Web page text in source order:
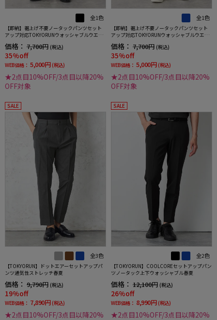
全1色
【即納】裾上げ不要ノータックパンツセット
アップ対応TOKYORUNウォッシャブルウエス
ッチ春夏
価格： 7,700円 (税込)
35%off
WEB価格： 5,000円 (税込)
★2点目10%OFF/3点目以降20%
OFF対象
全1色
【即納】裾上げ不要ノータックパンツセット
アップ対応TOKYORUNウォッシャブルウエス
ッチ春夏
価格： 7,700円 (税込)
35%off
WEB価格： 5,000円 (税込)
★2点目10%OFF/3点目以降20%
OFF対象
SALE
全3色
【TOKYORUN】ドットエアーセットアップパ
ンツ通気性ストレッチ春夏
価格： 9,790円 (税込)
19%off
WEB価格： 7,890円 (税込)
★2点目10%OFF/3点目以降20%
SALE
全2色
【TOKYORUN】COOLCOREセットアップパン
ツノータック上下ウォッシャブル春夏
価格： 12,100円 (税込)
26%off
WEB価格： 8,990円 (税込)
★2点目10%OFF/3点目以降20%